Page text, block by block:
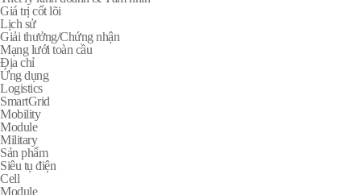
Giá trị cốt lõi
Lịch sử
Giải thưởng/Chứng nhận
Mạng lưới toàn cầu
Địa chỉ
Ứng dụng
Logistics
SmartGrid
Mobility
Module
Military
Sản phẩm
Siêu tụ điện
Cell
Module